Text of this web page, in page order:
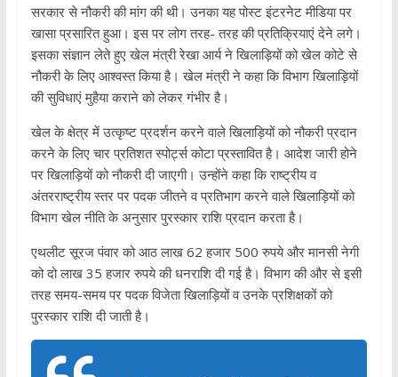
सरकार से नौकरी की मांग की थी। उनका यह पोस्ट इंटरनेट मीडिया पर
खासा प्रसारित हुआ। इस पर लोग तरह- तरह की प्रतिक्रियाएं देने लगे।
इसका संज्ञान लेते हुए खेल मंत्री रेखा आर्य ने खिलाड़ियों को खेल कोटे से
नौकरी के लिए आश्वस्त किया है। खेल मंत्री ने कहा कि विभाग खिलाड़ियों
की सुविधाएं मुहैया कराने को लेकर गंभीर है।
खेल के क्षेत्र में उत्कृष्ट प्रदर्शन करने वाले खिलाड़ियों को नौकरी प्रदान
करने के लिए चार प्रतिशत स्पोर्ट्स कोटा प्रस्तावित है। आदेश जारी होने
पर खिलाड़ियों को नौकरी दी जाएगी। उन्होंने कहा कि राष्ट्रीय व
अंतरराष्ट्रीय स्तर पर पदक जीतने व प्रतिभाग करने वाले खिलाड़ियों को
विभाग खेल नीति के अनुसार पुरस्कार राशि प्रदान करता है।
एथलीट सूरज पंवार को आठ लाख 62 हजार 500 रुपये और मानसी नेगी
को दो लाख 35 हजार रुपये की धनराशि दी गई है। विभाग की और से इसी
तरह समय-समय पर पदक विजेता खिलाड़ियों व उनके प्रशिक्षकों को
पुरस्कार राशि दी जाती है।